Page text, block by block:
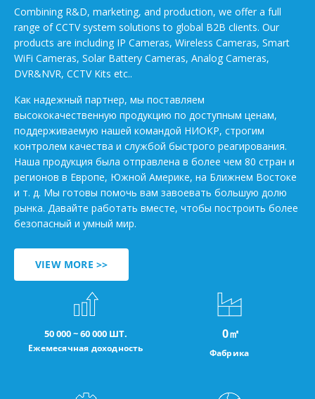
Combining R&D, marketing, and production, we offer a full
range of CCTV system solutions to global B2B clients. Our
products are including IP Cameras, Wireless Cameras, Smart
WiFi Cameras, Solar Battery Cameras, Analog Cameras,
DVR&NVR, CCTV Kits etc..
Как надежный партнер, мы поставляем
высококачественную продукцию по доступным ценам,
поддерживаемую нашей командой НИОКР, строгим
контролем качества и службой быстрого реагирования.
Наша продукция была отправлена в более чем 80 стран и
регионов в Европе, Южной Америке, на Ближнем Востоке
и т. д. Мы готовы помочь вам завоевать большую долю
рынка. Давайте работать вместе, чтобы построить более
безопасный и умный мир.
VIEW MORE >>
50 000 ~ 60 000 ШТ.
Ежемесячная доходность Фабрика
0㎡